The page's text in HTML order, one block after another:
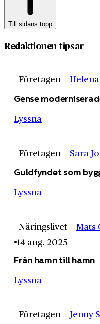
Till sidans topp
Redaktionen tipsar
Företagen
Gense
Lyssna
Företagen Sara
Guldfyndet som
Lyssna
Näringslivet
Mats
14 aug. 2025
Från hamn till hamn
Lyssna
Företagen Jenny